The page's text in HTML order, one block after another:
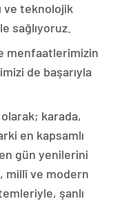
ve teknolojik
sağlıyoruz.
menfaatlerimizin
de başarıyla
karada,
en kapsamlı
gün yenilerini
millî ve modern
şanlı